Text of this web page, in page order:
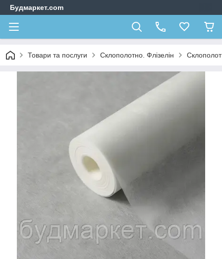
Будмаркет.com
Товари та послуги Склополотно. Флізелін